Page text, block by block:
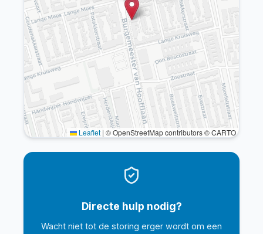
Leaflet | © OpenStreetMap contributors © CARTO
Directe hulp nodig?
Wacht niet tot de storing erger wordt om een